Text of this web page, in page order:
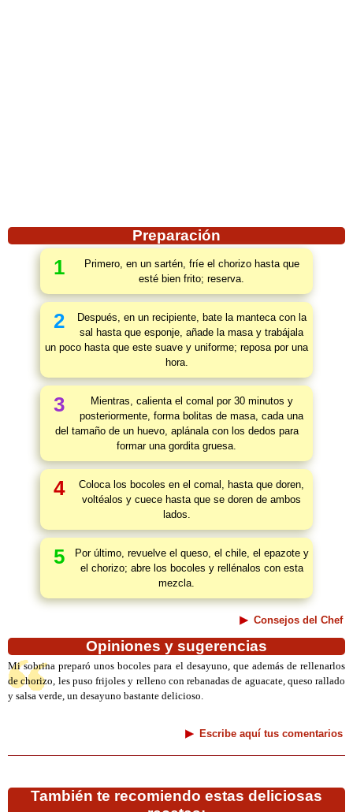
Preparación
1
Primero, en un sartén, fríe el chorizo hasta que
esté bien frito; reserva.
2
Después, en un recipiente, bate la manteca con la
sal hasta que esponje, añade la masa y trabájala
un poco hasta que este suave y uniforme; reposa por una
hora.
3
Mientras, calienta el comal por 30 minutos y
posteriormente, forma bolitas de masa, cada una
del tamaño de un huevo, aplánala con los dedos para
formar una gordita gruesa.
4
Coloca los bocoles en el comal, hasta que doren,
voltéalos y cuece hasta que se doren de ambos
lados.
5
Por último, revuelve el queso, el chile, el epazote y
el chorizo; abre los bocoles y rellénalos con esta
mezcla.
Consejos del Chef
Opiniones y sugerencias
Mi sobrina preparó unos bocoles para el desayuno, que además de rellenarlos
de chorizo, les puso frijoles y relleno con rebanadas de aguacate, queso rallado
y salsa verde, un desayuno bastante delicioso.
Escribe aquí tus comentarios
También te recomiendo estas deliciosas